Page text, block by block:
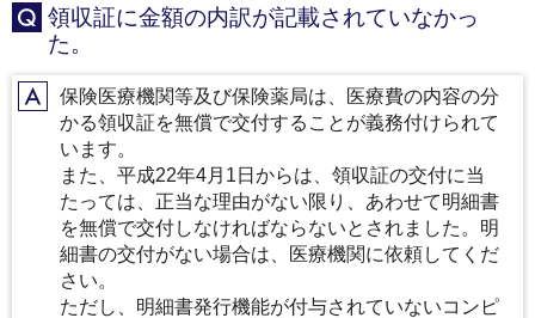
Q
領収証に金額の内訳が記載されていなかっ
た。
A保険医療機関等及び保険薬局は、医療費の内容の分
かる領収証を無償で交付することが義務付けられて
います。
また、平成22年4月1日からは、領収証の交付に当
たっては、正当な理由がない限り、あわせて明細書
を無償で交付しなければならないとされました。明
細書の交付がない場合は、医療機関に依頼してくだ
さい。
ただし、明細書発行機能が付与されていないコンピ